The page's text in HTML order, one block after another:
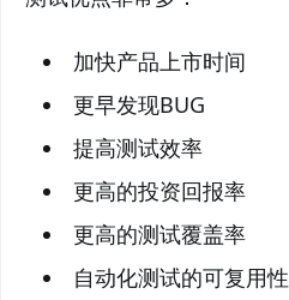
加快产品上市时间
更早发现BUG
提高测试效率
更高的投资回报率
更高的测试覆盖率
自动化测试的可复用性